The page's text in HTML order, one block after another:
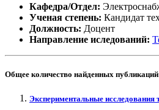
Кафедра/Отдел:
Ученая степень: Кандидат
Должность: Доцент
Направление иследований:
Общее количество найденных
Экспериментальные исследования